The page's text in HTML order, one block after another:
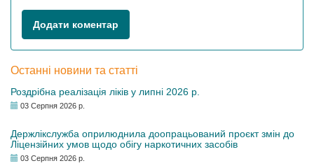
Додати коментар
Останні новини та статті
Роздрібна реалізація ліків у липні 2026 р.
03 Серпня 2026 р.
Держлікслужба оприлюднила доопрацьований проєкт змін до
Ліцензійних умов щодо обігу наркотичних засобів
03 Серпня 2026 р.